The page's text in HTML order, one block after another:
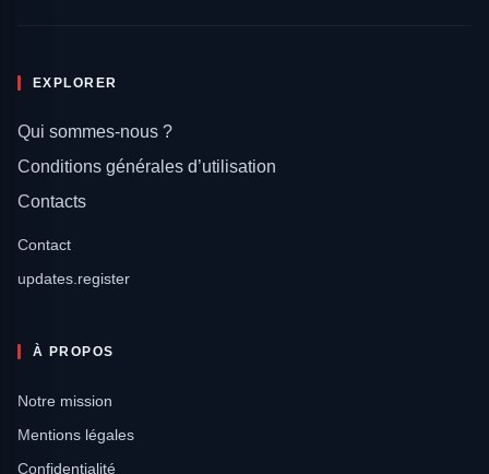
EXPLORER
Qui sommes-nous ?
Conditions générales d’utilisation
Contacts
Contact
updates.register
À PROPOS
Notre mission
Mentions légales
Confidentialité